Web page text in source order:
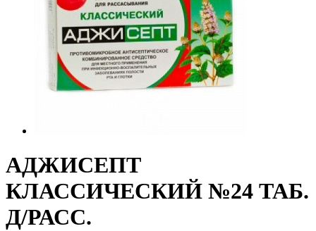
АДЖИСЕПТ
КЛАССИЧЕСКИЙ №24 ТАБ.
Д/РАСС.